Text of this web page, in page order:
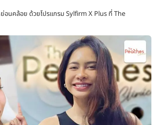
นคล้อย ด้วยโปรแกรม Sylfirm X Plus ที่ The